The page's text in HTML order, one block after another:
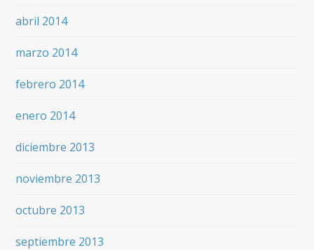
abril 2014
marzo 2014
febrero 2014
enero 2014
diciembre 2013
noviembre 2013
octubre 2013
septiembre 2013